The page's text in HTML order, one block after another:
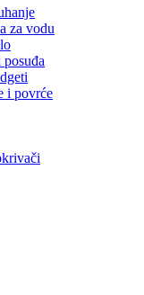
za vodu
posuđa
i povrće